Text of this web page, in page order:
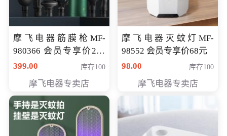
摩飞电器筋膜枪MF-
980366 会员专享价299
元
399.00 库存100
摩飞电器专卖店
摩飞电器灭蚊灯MF-
98552 会员专享价68元
98.00
库存100
摩飞电器专卖店